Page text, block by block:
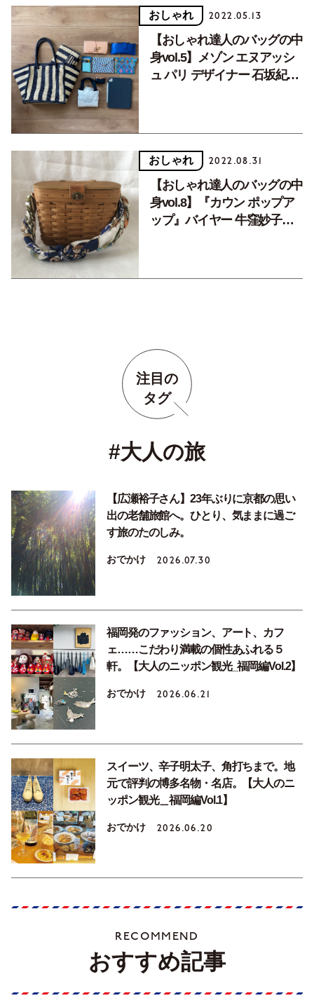
おしゃれ 2022.05.13
【おしゃれ達人のバッグの中
身vol.5】メゾン エヌアッシ
ュ パリ デザイナー 石坂紀子
おしゃれ 2022.08.31
【おしゃれ達人のバッグの中
身vol.8】『カウン ポップア
ップ』バイヤー 牛窪妙子さ
注目の
タグ
#大人の旅
【広瀬裕子さん】23年ぶりに京都の思い
出の老舗旅館へ。ひとり、気ままに過ご
す旅のたのしみ。
おでかけ 2026.07.30
福岡発のファッション、アート、カフ
ェ……こだわり満載の個性あふれる５
軒。【大人のニッポン観光_福岡編Vol.2】
おでかけ 2026.06.21
スイーツ、辛子明太子、角打ちまで。地
元で評判の博多名物・名店。【大人のニ
ッポン観光＿福岡編Vol.1】
おでかけ 2026.06.20
RECOMMEND
おすすめ記事